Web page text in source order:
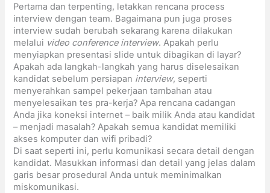
Pertama dan terpenting, letakkan rencana process
interview dengan team. Bagaimana pun juga proses
interview sudah berubah sekarang karena dilakukan
melalui video conference interview. Apakah perlu
menyiapkan presentasi slide untuk dibagikan di layar?
Apakah ada langkah-langkah yang harus diselesaikan
kandidat sebelum persiapan interview, seperti
menyerahkan sampel pekerjaan tambahan atau
menyelesaikan tes pra-kerja? Apa rencana cadangan
Anda jika koneksi internet – baik milik Anda atau kandidat
– menjadi masalah? Apakah semua kandidat memiliki
akses komputer dan wifi pribadi?
Di saat seperti ini, perlu komunikasi secara detail dengan
kandidat. Masukkan informasi dan detail yang jelas dalam
garis besar prosedural Anda untuk meminimalkan
miskomunikasi.